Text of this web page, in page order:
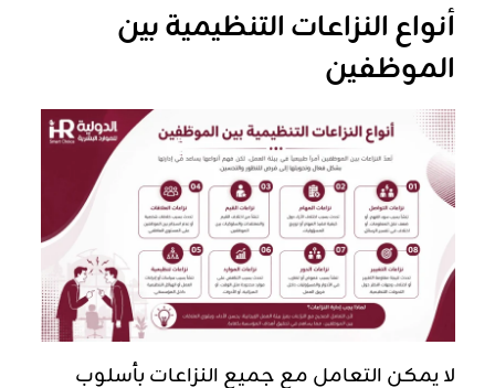
أنواع النزاعات التنظيمية بين
الموظفين
لا يمكن التعامل مع جميع النزاعات بأسلوب